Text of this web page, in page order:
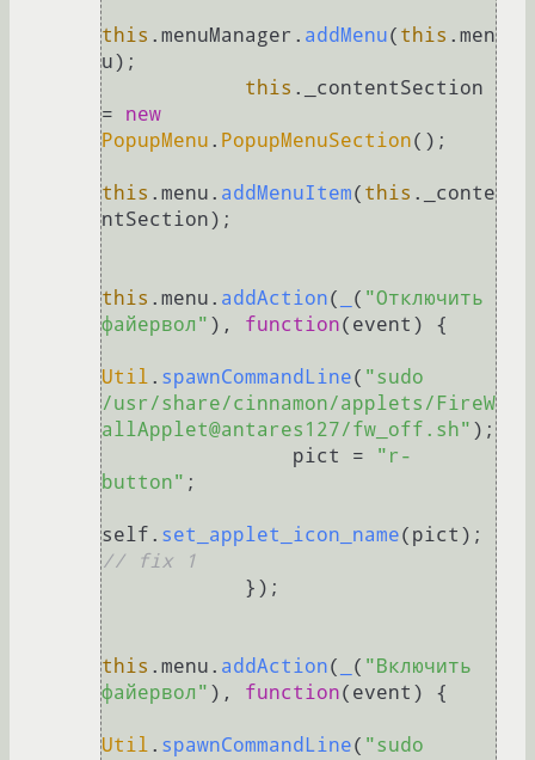
this . menuManager . addMenu( this . men
u);
this .
_contentSection
= new
PopupMenu . PopupMenuSection();
this . menu . addMenuItem( this .
_conte
ntSection);
this . menu . addAction( ( "Отключить
файервол" ), function( event ) {
Util . spawnCommandLine( "sudo
/usr/share/cinnamon/applets/FireW
allApplet@antares127/fw_off.sh" );
                pict =
"r-
button" ;
self. set_applet_icon_name
// fix 1
this . menu . addAction( ( "Включить
файервол" ), function( event ) {
Util . spawnCommandLine( "sudo